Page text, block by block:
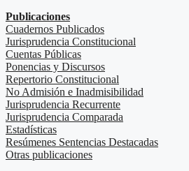
Publicaciones
Cuadernos Publicados
Jurisprudencia Constitucional
Cuentas Públicas
Ponencias y Discursos
Repertorio Constitucional
No Admisión e Inadmisibilidad
Jurisprudencia Recurrente
Jurisprudencia Comparada
Estadísticas
Resúmenes Sentencias Destacadas
Otras publicaciones